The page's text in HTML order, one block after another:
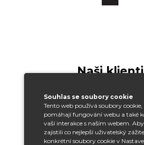
Souhlas se soubory cookie
Tento web používá soubory cookie,
pomáhají fungování webu a také
vaší interakce s naším webem.
zajistili co nejlepší uživatelský
konkrétní soubory cookie v
Naši klienti